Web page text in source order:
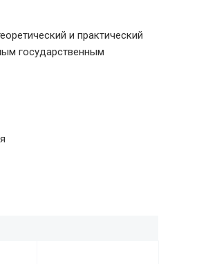
и практический
государственным